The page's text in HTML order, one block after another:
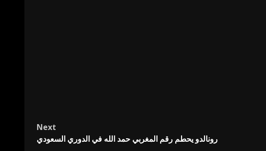
Next
رونالدو يحطم رقم المغربي حمد الله في الدوري السعودي